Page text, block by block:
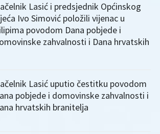
Lasić i predsjednik Općinskog
Ivo Simović položili vijenac u
povodom Dana pobjede i
zahvalnosti i Dana hrvatskih
Lasić uputio čestitku povodom
pobjede i domovinske zahvalnosti i
hrvatskih branitelja